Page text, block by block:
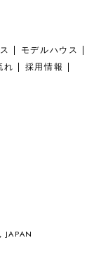
モデルハウス
れ
採用情報